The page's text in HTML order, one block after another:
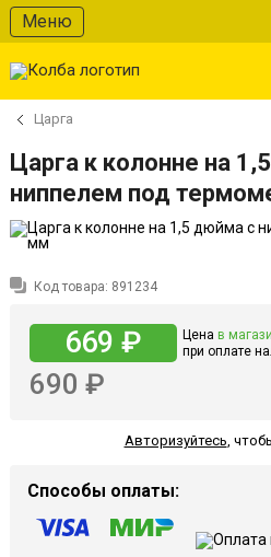
Меню
Царга
Царга к колонне на
ниппелем под
Код товара: 891234
669 ₽ Цена в
при оплате
690 ₽
Авторизуйтесь,
Способы оплаты: